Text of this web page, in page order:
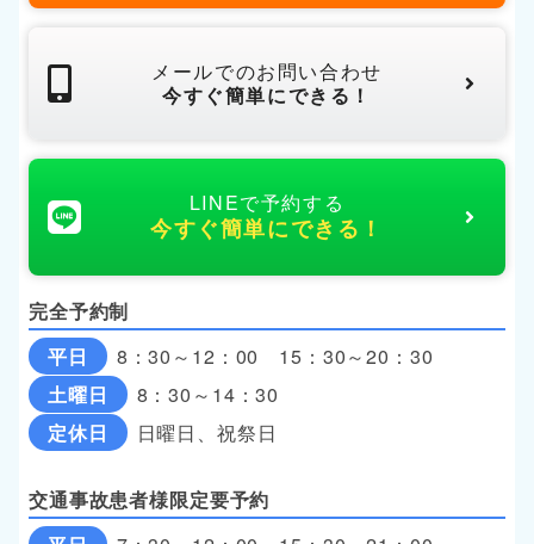
メールでのお問い合わせ
今すぐ簡単にできる！
LINEで予約する
今すぐ簡単にできる！
完全予約制
平日
8：30～12：00 15：30～20：30
土曜日
8：30～14：30
定休日
日曜日、祝祭日
交通事故患者様限定要予約